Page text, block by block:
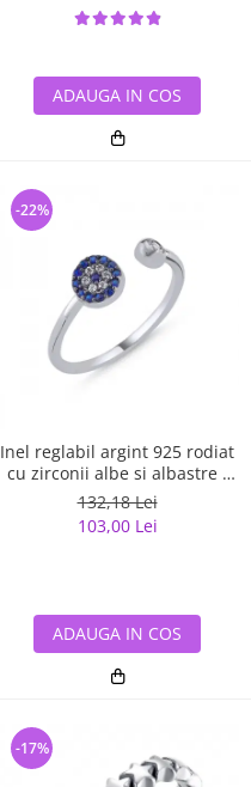
ADAUGA IN COS
Inel reglabil argint 925 rodiat
cu zirconii albe si albastre -
Be Elegant ITU0109
132,18 Lei
103,00 Lei
-22%
ADAUGA IN COS
-17%